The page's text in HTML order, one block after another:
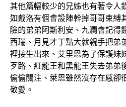
其他篇幅較少的兄姊也有著令人
如戴洛有個會設陣幹掉哥哥束縛
險的弟弟阿斯利安、九瀾會記得
西瑞、月見才丁點大就親手把弟
裡接生出來、艾里恩為了保護妹
歹路、紅龍王和黑龍王失去弟弟
偷偷關注、萊恩雖然沒存在感卻
敬愛。